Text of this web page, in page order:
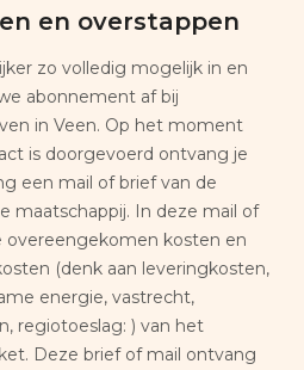
en overstappen
zo volledig mogelijk in en
abonnement af bij
in Veen. Op het moment
is doorgevoerd ontvang je
een mail of brief van de
maatschappij. In deze mail of
overeengekomen kosten en
(denk aan leveringkosten,
energie, vastrecht,
regiotoeslag: ) van het
Deze brief of mail ontvang